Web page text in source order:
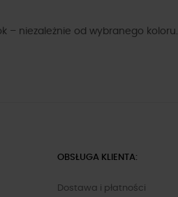
– niezależnie od wybranego koloru.
OBSŁUGA KLIENTA:
Dostawa i płatności